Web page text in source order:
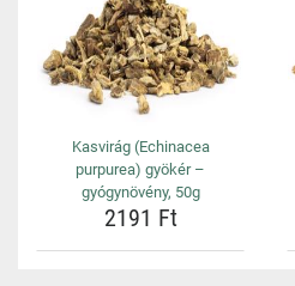
Kasvirág (Echinacea
purpurea) gyökér –
gyógynövény, 50g
2191 Ft